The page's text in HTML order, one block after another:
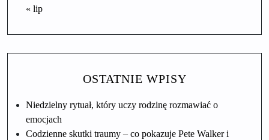
« lip
OSTATNIE WPISY
Niedzielny rytuał, który uczy rodzinę rozmawiać o
emocjach
Codzienne skutki traumy – co pokazuje Pete Walker i